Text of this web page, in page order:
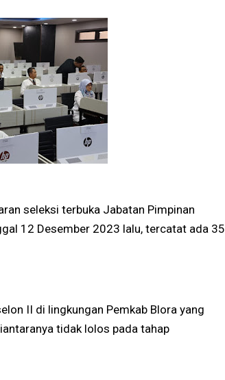
seleksi terbuka Jabatan Pimpinan
12 Desember 2023 lalu, tercatat ada 35
II di lingkungan Pemkab Blora yang
tidak lolos pada tahap